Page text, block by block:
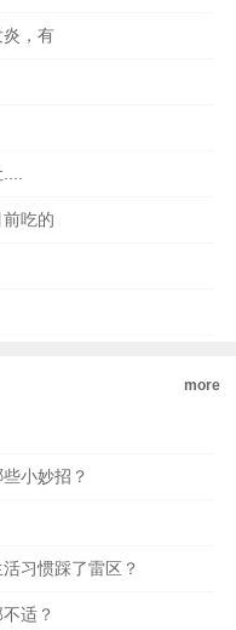
，有
吃的
more
小妙招？
习惯踩了雷区？
适？